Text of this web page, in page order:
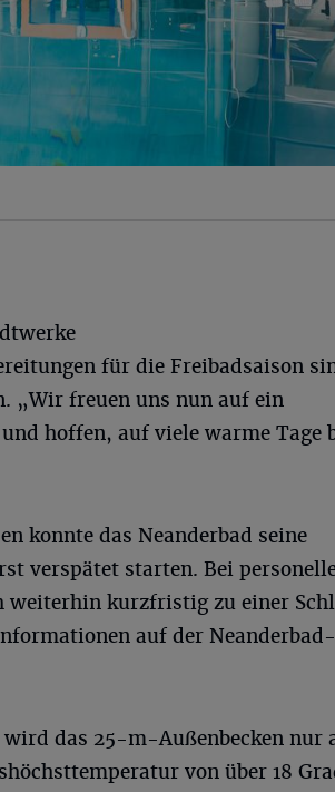
für die Freibadsaison
„Wir freuen uns nun auf ein
hoffen, auf viele warme Tage
konnte das Neanderbad seine
verspätet starten. Bei
weiterhin kurzfristig zu einer
auf der Neanderbad-
wird das 25-m-Außenbecken nur
von über 18